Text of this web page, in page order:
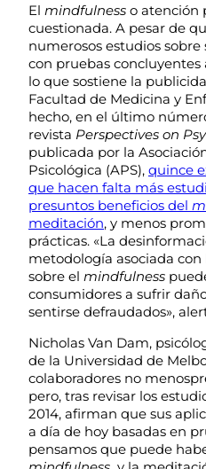
El mindfulness o atención
cuestionada. A pesar de
numerosos estudios
con pruebas concluyentes
lo que sostiene la
Facultad de Medicina y
hecho, en el último
revista Perspectives on
publicada por la
Psicológica (APS), quince
que hacen falta más
presuntos beneficios del
meditación, y menos
prácticas. «La
metodología asociada
sobre el mindfulness
consumidores a sufrir
sentirse defraudados»,
Nicholas Van Dam,
de la Universidad de
colaboradores no
pero, tras revisar los
2014, afirman que sus
a día de hoy basadas en
pensamos que puede